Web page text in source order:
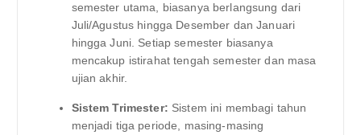
semester utama, biasanya berlangsung dari
Juli/Agustus hingga Desember dan Januari
hingga Juni. Setiap semester biasanya
mencakup istirahat tengah semester dan masa
ujian akhir.
Sistem Trimester: Sistem ini membagi tahun
menjadi tiga periode, masing-masing